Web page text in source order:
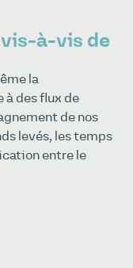
à-vis de
la
à des flux de
de nos
levés, les temps
entre le